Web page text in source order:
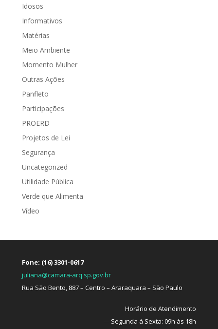
Idosos
Informativos
Matérias
Meio Ambiente
Momento Mulher
Outras Ações
Panfleto
Participações
PROERD
Projetos de Lei
Segurança
Uncategorized
Utilidade Pública
Verde que Alimenta
Vídeo
Fone: (16) 3301-0617
juliana@camara-arq.sp.gov.br
Rua São Bento, 887 – Centro – Araraquara – São Paulo
Horário de Atendimento
Segunda à Sexta: 09h às 18h